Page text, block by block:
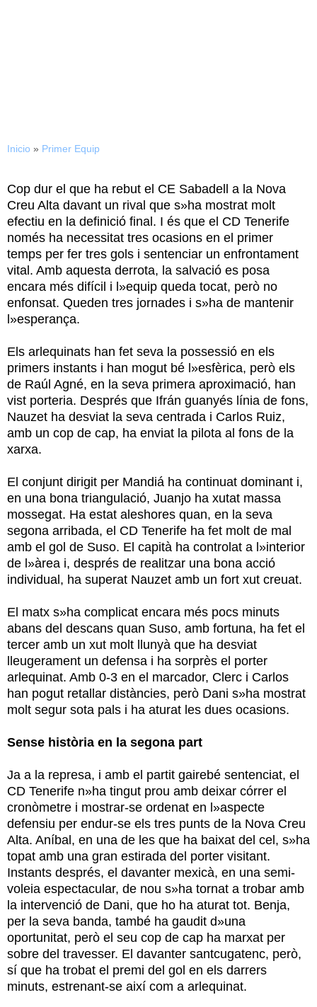
Inicio » Primer Equip
Cop dur el que ha rebut el CE Sabadell a la Nova
Creu Alta davant un rival que s»ha mostrat molt
efectiu en la definició final. I és que el CD Tenerife
només ha necessitat tres ocasions en el primer
temps per fer tres gols i sentenciar un enfrontament
vital. Amb aquesta derrota, la salvació es posa
encara més difícil i l»equip queda tocat, però no
enfonsat. Queden tres jornades i s»ha de mantenir
l»esperança.
Els arlequinats han fet seva la possessió en els
primers instants i han mogut bé l»esfèrica, però els
de Raúl Agné, en la seva primera aproximació, han
vist porteria. Després que Ifrán guanyés línia de fons,
Nauzet ha desviat la seva centrada i Carlos Ruiz,
amb un cop de cap, ha enviat la pilota al fons de la
xarxa.
El conjunt dirigit per Mandiá ha continuat dominant i,
en una bona triangulació, Juanjo ha xutat massa
mossegat. Ha estat aleshores quan, en la seva
segona arribada, el CD Tenerife ha fet molt de mal
amb el gol de Suso. El capità ha controlat a l»interior
de l»àrea i, després de realitzar una bona acció
individual, ha superat Nauzet amb un fort xut creuat.
El matx s»ha complicat encara més pocs minuts
abans del descans quan Suso, amb fortuna, ha fet el
tercer amb un xut molt llunyà que ha desviat
lleugerament un defensa i ha sorprès el porter
arlequinat. Amb 0-3 en el marcador, Clerc i Carlos
han pogut retallar distàncies, però Dani s»ha mostrat
molt segur sota pals i ha aturat les dues ocasions.
Sense història en la segona part
Ja a la represa, i amb el partit gairebé sentenciat, el
CD Tenerife n»ha tingut prou amb deixar córrer el
cronòmetre i mostrar-se ordenat en l»aspecte
defensiu per endur-se els tres punts de la Nova Creu
Alta. Aníbal, en una de les que ha baixat del cel, s»ha
topat amb una gran estirada del porter visitant.
Instants després, el davanter mexicà, en una semi-
voleia espectacular, de nou s»ha tornat a trobar amb
la intervenció de Dani, que ho ha aturat tot. Benja,
per la seva banda, també ha gaudit d»una
oportunitat, però el seu cop de cap ha marxat per
sobre del travesser. El davanter santcugatenc, però,
sí que ha trobat el premi del gol en els darrers
minuts, estrenant-se així com a arlequinat.